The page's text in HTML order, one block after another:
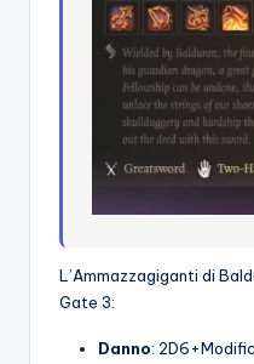
L’Ammazzagiganti di
Gate 3:
Danno: